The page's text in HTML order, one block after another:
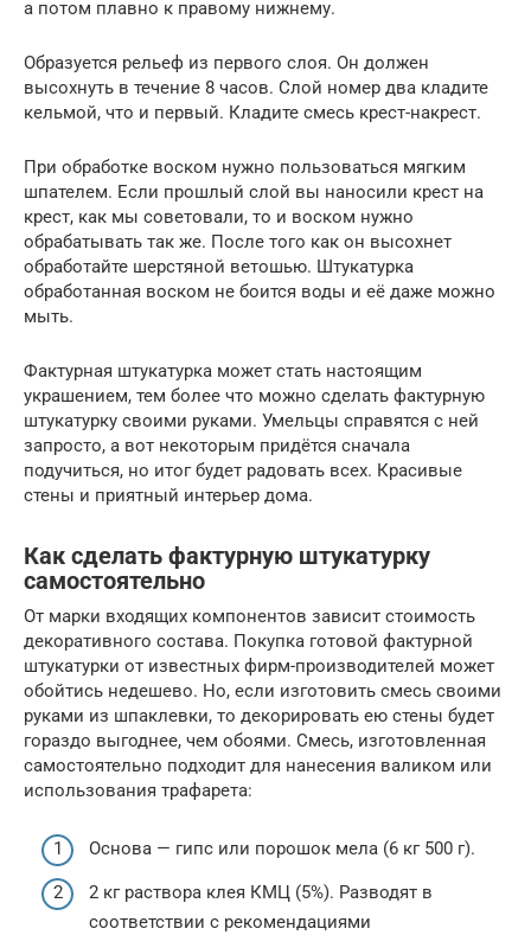
а потом плавно к правому нижнему.
Образуется рельеф из первого слоя. Он должен
высохнуть в течение 8 часов. Слой номер два кладите
кельмой, что и первый. Кладите смесь крест-накрест.
При обработке воском нужно пользоваться мягким
шпателем. Если прошлый слой вы наносили крест на
крест, как мы советовали, то и воском нужно
обрабатывать так же. После того как он высохнет
обработайте шерстяной ветошью. Штукатурка
обработанная воском не боится воды и её даже можно
мыть.
Фактурная штукатурка может стать настоящим
украшением, тем более что можно сделать фактурную
штукатурку своими руками. Умельцы справятся с ней
запросто, а вот некоторым придётся сначала
подучиться, но итог будет радовать всех. Красивые
стены и приятный интерьер дома.
Как сделать фактурную штукатурку
самостоятельно
От марки входящих компонентов зависит стоимость
декоративного состава. Покупка готовой фактурной
штукатурки от известных фирм-производителей может
обойтись недешево. Но, если изготовить смесь своими
руками из шпаклевки, то декорировать ею стены будет
гораздо выгоднее, чем обоями. Смесь, изготовленная
самостоятельно подходит для нанесения валиком или
использования трафарета:
Основа — гипс или порошок мела (6 кг 500 г).
2 кг раствора клея КМЦ (5%). Разводят в
соответствии с рекомендациями